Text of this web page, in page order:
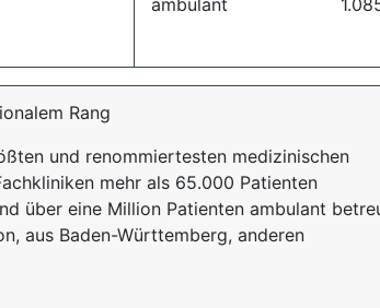
ambulant
Rang
und renommiertesten medizinischen
mehr als 65.000 Patienten
über eine Million Patienten ambulant
aus Baden-Württemberg, anderen